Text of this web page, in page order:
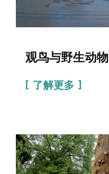
观鸟与野生动物
了解更多